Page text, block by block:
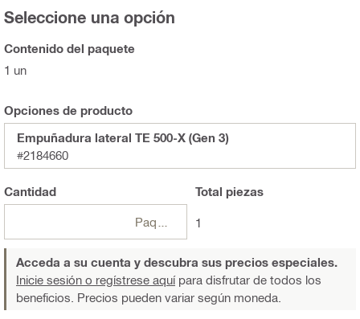
Seleccione una opción
Contenido del paquete
1 un
Opciones de producto
Empuñadura lateral TE 500-X (Gen 3)
#2184660
Cantidad Total piezas
1
Acceda a su cuenta y descubra sus precios especiales.
Inicie sesión o regístrese aquípara disfrutar de todos los
beneficios. Precios pueden variar según moneda.